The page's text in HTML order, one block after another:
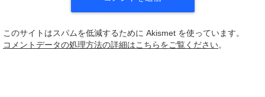
このサイトはスパムを低減するために Akismet を使っています。
コメントデータの処理方法の詳細はこちらをご覧ください。